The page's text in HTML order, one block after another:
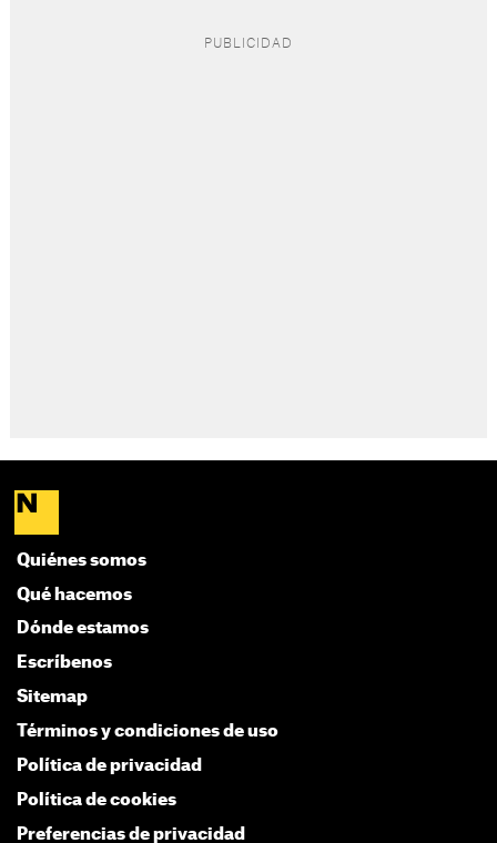
Quiénes somos
Qué hacemos
Dónde estamos
Escríbenos
Sitemap
Términos y condiciones de uso
Política de privacidad
Política de cookies
Preferencias de privacidad